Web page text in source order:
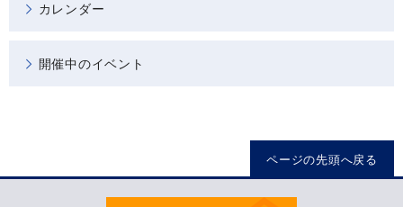
カレンダー
開催中のイベント
ページの先頭へ戻る